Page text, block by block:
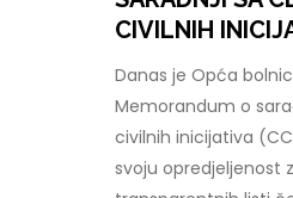
CIVILNIH
Danas je Opća
Memorandum o
civilnih inicijativa
svoju opredjeljenost